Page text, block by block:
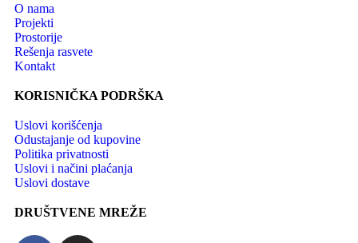
O nama
Projekti
Prostorije
Rešenja rasvete
Kontakt
KORISNIČKA PODRŠKA
Uslovi korišćenja
Odustajanje od kupovine
Politika privatnosti
Uslovi i načini plaćanja
Uslovi dostave
DRUŠTVENE MREŽE